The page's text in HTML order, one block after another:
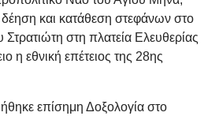
και κατάθεση στεφάνων στο
στη πλατεία Ελευθερίας
η εθνική επέτειος της 28ης
επίσημη Δοξολογία στο